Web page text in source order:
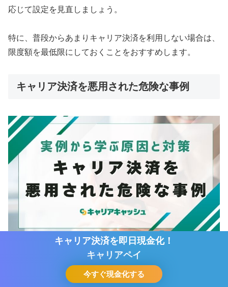
応じて設定を見直しましょう。
特に、普段からあまりキャリア決済を利用しない場合は、
限度額を最低限にしておくことをおすすめします。
キャリア決済を悪用された危険な事例
キャリア決済の不正利用が実際にどのように起こるのか、
いくつかの事例を紹介します。
キャリア決済を即日現金化！
キャリアペイ
今すぐ現金化する
キャリア決済を即日現金化！
キャリアペイ
今すぐ現金化する
シェア トップ